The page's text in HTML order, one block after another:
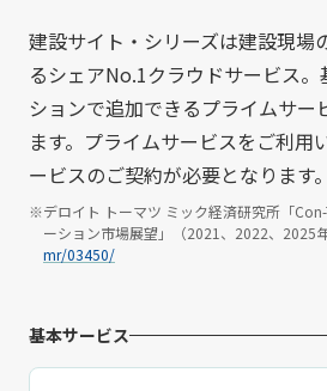
建設サイト・シリーズは建設現場
るシェアNo.1クラウドサービス
ションで追加できるプライムサー
ます。プライムサービスをご利用
ービスのご契約が必要となります。
※デロイト トーマツ ミック経済研究所「
ーション市場展望」（2021、2022、2025年
mr/03450/
基本サービス